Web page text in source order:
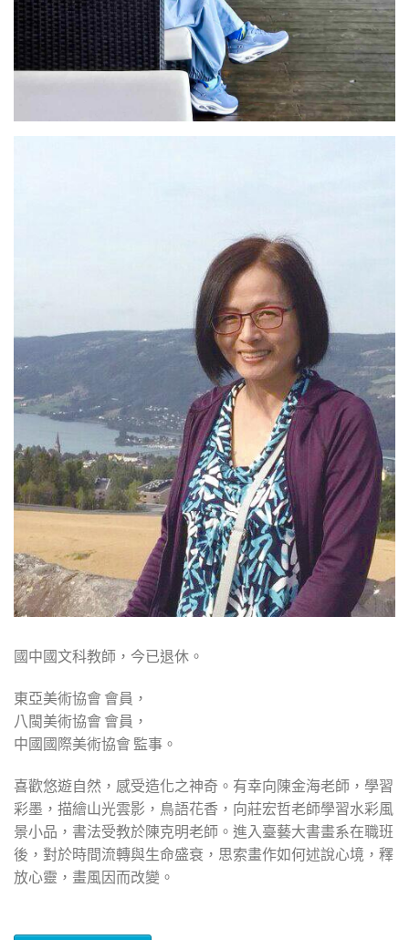
國中國文科教師，今已退休。
東亞美術協會 會員，
八閩美術協會 會員，
中國國際美術協會 監事。
喜歡悠遊自然，感受造化之神奇。有幸向陳金海老師，學習
彩墨，描繪山光雲影，鳥語花香，向莊宏哲老師學習水彩風
景小品，書法受教於陳克明老師。進入臺藝大書畫系在職班
後，對於時間流轉與生命盛衰，思索畫作如何述說心境，釋
放心靈，畫風因而改變。